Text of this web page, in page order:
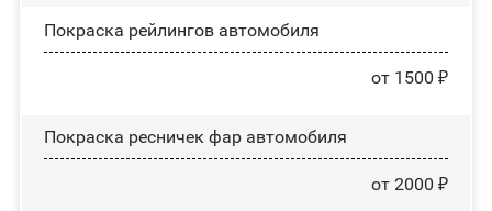
Покраска рейлингов автомобиля
от 1500 ₽
Покраска ресничек фар автомобиля
от 2000 ₽